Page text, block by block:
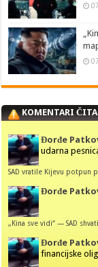
KOMENTARI
Đorđe
udarna
SAD vratile Kijevu potpun
Đorđe
„Kina sve vidi“ — SAD
Đorđe
financijske